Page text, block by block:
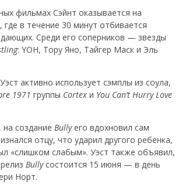
фильмах Сэйнт оказывается на
где в течение 30 минут отбивается
Среди его соперников — звезды
: YOH, Тору Яно, Тайгер Маск и Эль
активно использует сэмплы из соула,
1971 группы Cortex и You Can’t Hurry Love
создание Bullyего вдохновил сам
отцу, что ударил другого ребенка,
«слишком слабым». Уэст также объявил,
Bullyсостоится 15 июня — в день
Норт.